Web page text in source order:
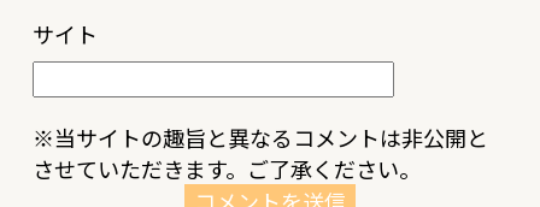
サイト
※当サイトの趣旨と異なるコメントは非公開と
させていただきます。ご了承ください。